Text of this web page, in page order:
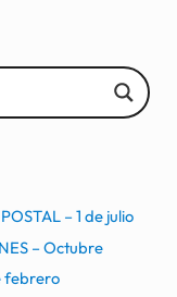
– 1 de julio
– Octubre
febrero